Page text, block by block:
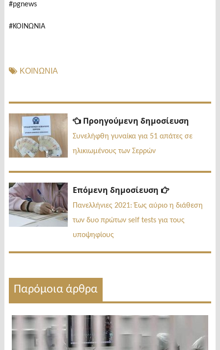
#pgnews
#ΚΟΙΝΩΝΙΑ
ΚΟΙΝΩΝΙΑ
Πλοήγηση
άρθρων
Προηγούμενη δημοσίευση
Συνελήφθη γυναίκα για 51 απάτες σε
ηλικιωμένους των Σερρών
Επόμενη δημοσίευση
Επόμενη
Πανελλήνιες 2021: Έως αύριο η διάθεση
των δυο πρώτων self tests για τους
υποψηφίους
Παρόμοια άρθρα